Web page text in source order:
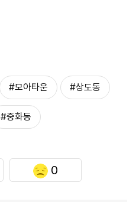
#모아타운 #상도동
#중화동
0